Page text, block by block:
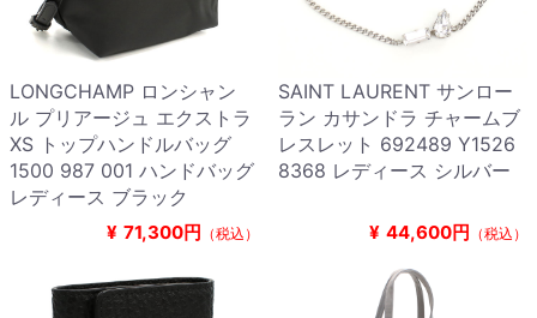
LONGCHAMP ロンシャン
ル プリアージュ エクストラ
XS トップハンドルバッグ
1500 987 001 ハンドバッグ
レディース ブラック
¥ 71,300円 （税込）
SAINT LAURENT サンロー
ラン カサンドラ チャームブ
レスレット 692489 Y1526
8368 レディース シルバー
¥ 44,600円 （税込）